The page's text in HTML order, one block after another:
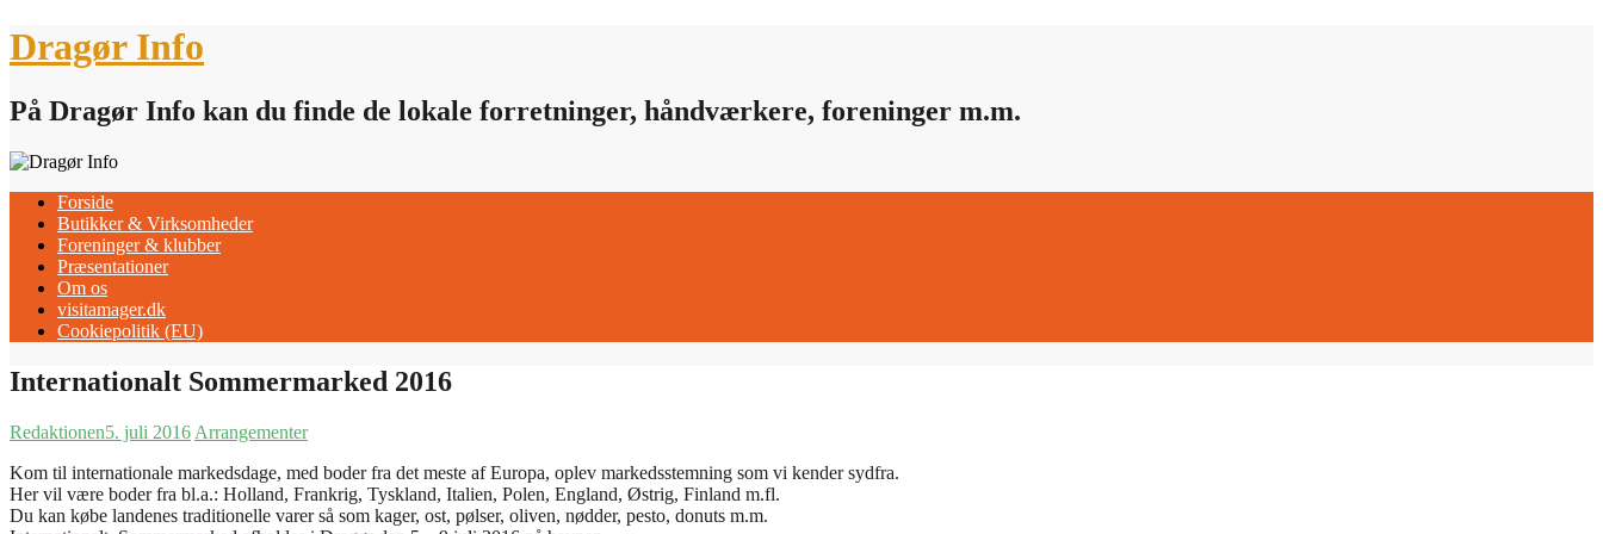
Skip
to
Dragør Info
På Dragør Info kan du finde de lokale forretninger, håndværkere, foreninger m.m.
Forside
Butikker & Virksomheder
Foreninger & klubber
Præsentationer
Om os
visitamager.dk
Cookiepolitik (EU)
Internationalt Sommermarked 2016
Redaktionen5. juli 2016 Arrangementer
Kom til internationale markedsdage, med boder fra det meste af Europa, oplev markedsstemning som vi kender sydfra.
Her vil være boder fra bl.a.: Holland, Frankrig, Tyskland, Italien, Polen, England, Østrig, Finland m.fl.
Du kan købe landenes traditionelle varer så som kager, ost, pølser, oliven, nødder, pesto, donuts m.m.